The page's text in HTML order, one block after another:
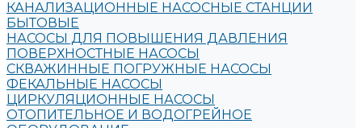
КАНАЛИЗАЦИОННЫЕ НАСОСНЫЕ СТАНЦИИ
БЫТОВЫЕ
НАСОСЫ ДЛЯ ПОВЫШЕНИЯ ДАВЛЕНИЯ
ПОВЕРХНОСТНЫЕ НАСОСЫ
СКВАЖИННЫЕ ПОГРУЖНЫЕ НАСОСЫ
ФЕКАЛЬНЫЕ НАСОСЫ
ЦИРКУЛЯЦИОННЫЕ НАСОСЫ
ОТОПИТЕЛЬНОЕ И ВОДОГРЕЙНОЕ